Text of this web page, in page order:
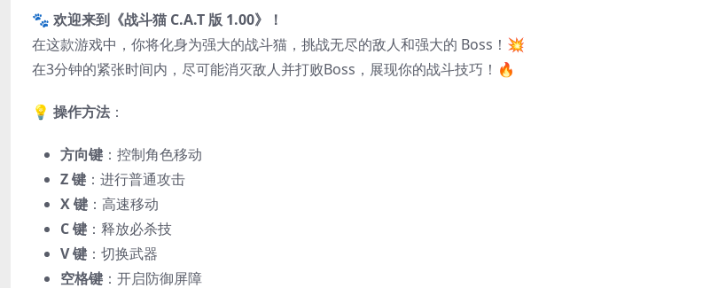
🐾 欢迎来到《战斗猫 C.A.T 版 1.00》！
在这款游戏中，你将化身为强大的战斗猫，挑战无尽的敌人和强大的 Boss！💥
在3分钟的紧张时间内，尽可能消灭敌人并打败Boss，展现你的战斗技巧！🔥
💡 操作方法 ：
方向键 ：控制角色移动
Z 键 ：进行普通攻击
X 键 ：高速移动
C 键 ：释放必杀技
V 键 ：切换武器
空格键 ：开启防御屏障